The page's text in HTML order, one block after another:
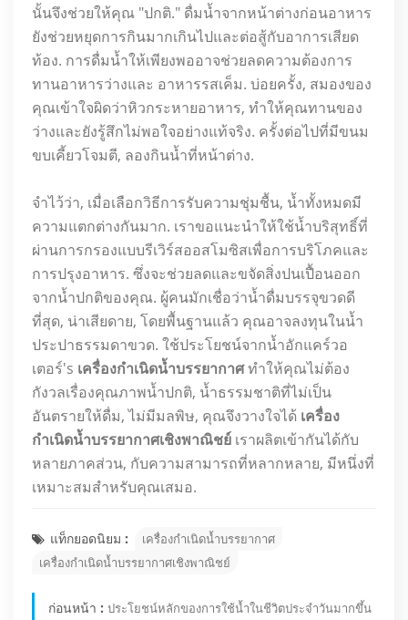
นั้นจึงช่วยให้คุณ "ปกติ." ดื่มน้ำจากหน้าต่างก่อนอาหาร
ยังช่วยหยุดการกินมากเกินไปและต่อสู้กับอาการเสียด
ท้อง. การดื่มน้ำให้เพียงพออาจช่วยลดความต้องการ
ทานอาหารว่างและ อาหารรสเค็ม. บ่อยครั้ง, สมองของ
คุณเข้าใจผิดว่าหิวกระหายอาหาร, ทำให้คุณทานของ
ว่างและยังรู้สึกไม่พอใจอย่างแท้จริง. ครั้งต่อไปที่มีขนม
ขบเคี้ยวโจมตี, ลองกินน้ำที่หน้าต่าง.
จำไว้ว่า, เมื่อเลือกวิธีการรับความชุ่มชื้น, น้ำทั้งหมดมี
ความแตกต่างกันมาก. เราขอแนะนำให้ใช้น้ำบริสุทธิ์ที่
ผ่านการกรองแบบรีเวิร์สออสโมซิสเพื่อการบริโภคและ
การปรุงอาหาร. ซึ่งจะช่วยลดและขจัดสิ่งปนเปื้อนออก
จากน้ำปกติของคุณ. ผู้คนมักเชื่อว่าน้ำดื่มบรรจุขวดดี
ที่สุด, น่าเสียดาย, โดยพื้นฐานแล้ว คุณอาจลงทุนในน้ำ
ประปาธรรมดาขวด. ใช้ประโยชน์จากน้ำอักแคร์วอ
เตอร์'s เครื่องกำเนิดน้ำบรรยากาศทำให้คุณไม่ต้อง
กังวลเรื่องคุณภาพน้ำปกติ, น้ำธรรมชาติที่ไม่เป็น
อันตรายให้ดื่ม, ไม่มีมลพิษ, คุณจึงวางใจได้ เครื่อง
กำเนิดน้ำบรรยากาศเชิงพาณิชย์ เราผลิตเข้ากันได้กับ
หลายภาคส่วน, กับความสามารถที่หลากหลาย, มีหนึ่งที่
เหมาะสมสำหรับคุณเสมอ.
แท็กยอดนิยม :
เครื่องกำเนิดน้ำบรรยากาศ
เครื่องกำเนิดน้ำบรรยากาศเชิงพาณิชย์
ก่อนหน้า : ประโยชน์หลักของการใช้น้ำในชีวิตประจำวันมากขึ้น